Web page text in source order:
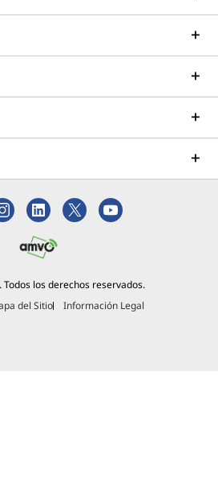
los derechos reservados.
del Sitio Información Legal